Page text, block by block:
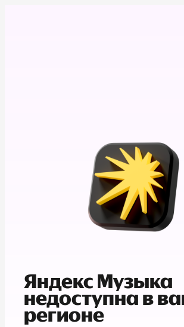
Яндекс Музыка
недоступна в
регионе